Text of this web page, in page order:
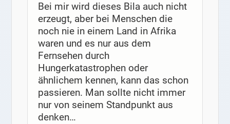
Bei mir wird dieses Bila auch nicht
erzeugt, aber bei Menschen die
noch nie in einem Land in Afrika
waren und es nur aus dem
Fernsehen durch
Hungerkatastrophen oder
ähnlichem kennen, kann das schon
passieren. Man sollte nicht immer
nur von seinem Standpunkt aus
denken…